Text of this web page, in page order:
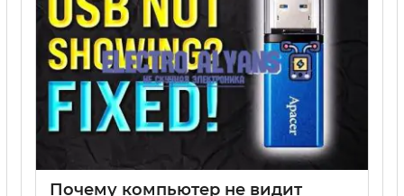
Почему компьютер не видит